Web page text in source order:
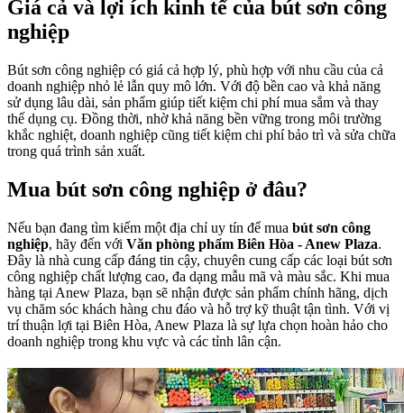
Giá cả và lợi ích kinh tế của bút sơn công
nghiệp
Bút sơn công nghiệp có giá cả hợp lý, phù hợp với nhu cầu của cả
doanh nghiệp nhỏ lẻ lẫn quy mô lớn. Với độ bền cao và khả năng
sử dụng lâu dài, sản phẩm giúp tiết kiệm chi phí mua sắm và thay
thế dụng cụ. Đồng thời, nhờ khả năng bền vững trong môi trường
khắc nghiệt, doanh nghiệp cũng tiết kiệm chi phí bảo trì và sửa chữa
trong quá trình sản xuất.
Mua bút sơn công nghiệp ở đâu?
Nếu bạn đang tìm kiếm một địa chỉ uy tín để mua bút sơn công
nghiệp, hãy đến với Văn phòng phẩm Biên Hòa - Anew Plaza.
Đây là nhà cung cấp đáng tin cậy, chuyên cung cấp các loại bút sơn
công nghiệp chất lượng cao, đa dạng mẫu mã và màu sắc. Khi mua
hàng tại Anew Plaza, bạn sẽ nhận được sản phẩm chính hãng, dịch
vụ chăm sóc khách hàng chu đáo và hỗ trợ kỹ thuật tận tình. Với vị
trí thuận lợi tại Biên Hòa, Anew Plaza là sự lựa chọn hoàn hảo cho
doanh nghiệp trong khu vực và các tỉnh lân cận.